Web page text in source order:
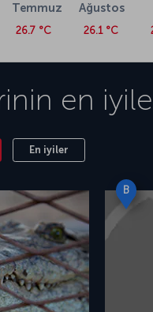
Temmuz
26.7 °C
Ağustos
26.1 °C
en
En iyiler
B